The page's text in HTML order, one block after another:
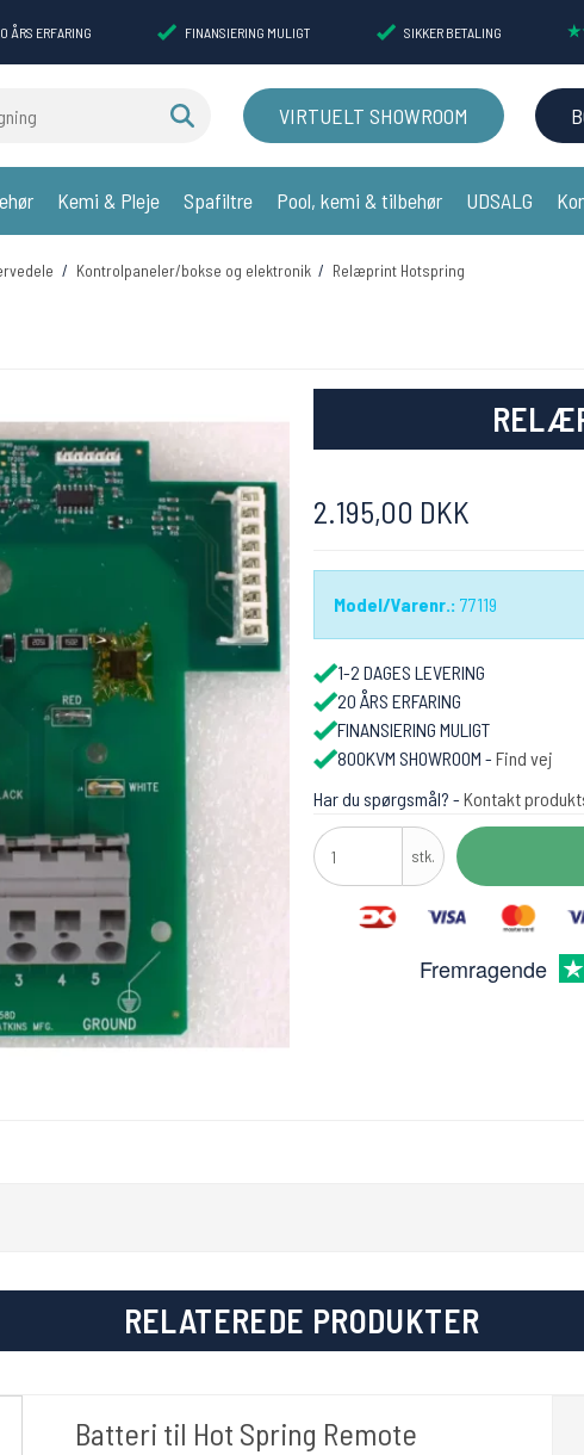
ÅRS ERFARING FINANSIERING MULIGT SIKKER BETALING
VIRTUELT SHOWROOM
Kemi & Pleje Spafiltre Pool, kemi & tilbehør UDSALG
/ Kontrolpaneler/bokse og elektronik / Relæprint Hotspring
2.195,00 DKK
Model/Varenr.: 77119
1-2 DAGES LEVERING
20 ÅRS ERFARING
FINANSIERING MULIGT
800KVM SHOWROOM - Find vej
Har du spørgsmål? - Kontakt
stk.
Fremragende
RELATEREDE PRODUKTER
Batteri til Hot Spring Remote